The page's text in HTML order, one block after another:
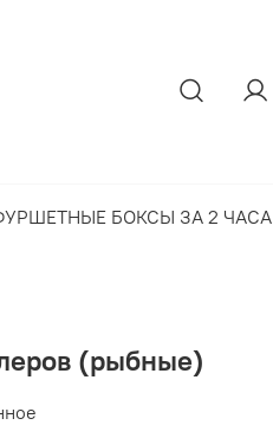
БОКСЫ ЗА 2 ЧАСА
(рыбные)